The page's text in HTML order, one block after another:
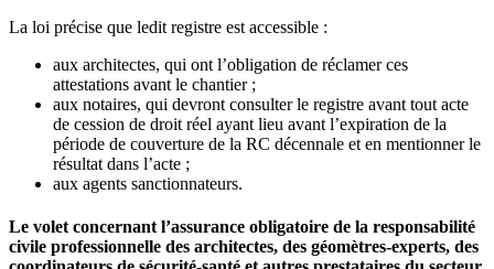
La loi précise que ledit registre est accessible :
aux architectes, qui ont l’obligation de réclamer ces
attestations avant le chantier ;
aux notaires, qui devront consulter le registre avant tout acte
de cession de droit réel ayant lieu avant l’expiration de la
période de couverture de la RC décennale et en mentionner le
résultat dans l’acte ;
aux agents sanctionnateurs.
Le volet concernant l’assurance obligatoire de la responsabilité
civile professionnelle des architectes, des géomètres-experts, des